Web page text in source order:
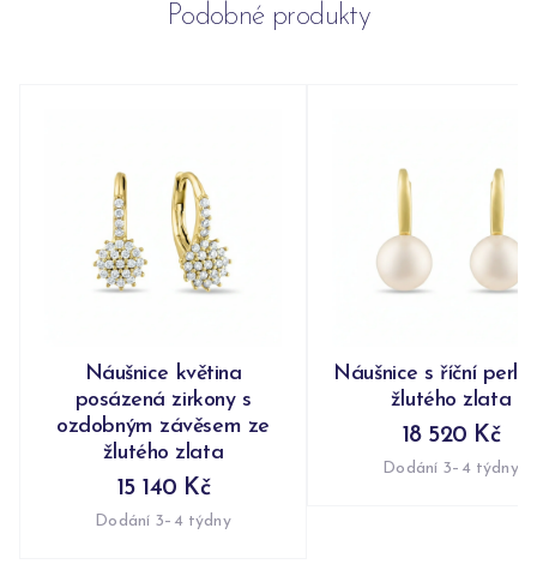
Podobné produkty
Náušnice květina
posázená zirkony s
ozdobným závěsem ze
žlutého zlata
15 140 Kč
Dodání 3–4 týdny
Náušnice s říční
žlutého zlata
18 520 Kč
Dodání 3–4 týdny